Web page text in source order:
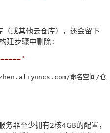
或其他云仓库），还会留下
建步骤中删除：
"
命名空间/仓
器至少拥有2核4GB的配置，